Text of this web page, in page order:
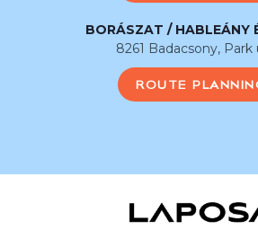
BORÁSZAT / HABLEÁNY
8261 Badacsony, Park
ROUTE